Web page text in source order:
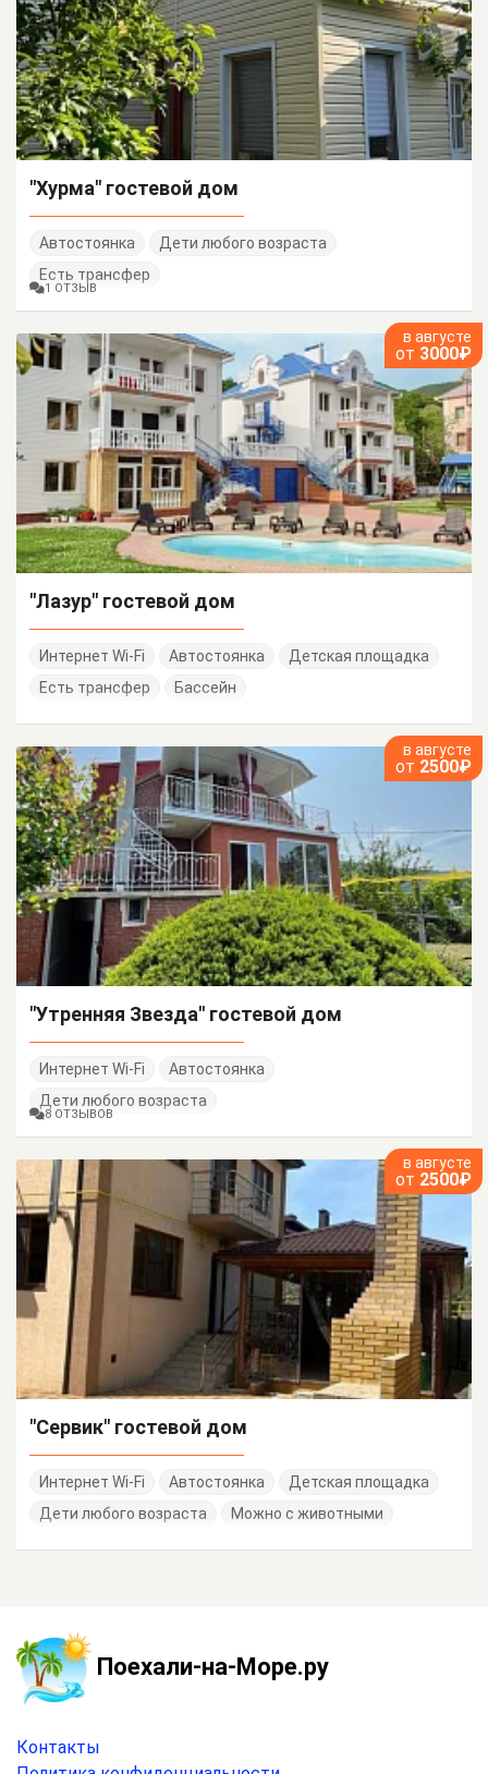
"Хурма" гостевой дом
Автостоянка
Дети любого возраста
Есть трансфер
1 ОТЗЫВ
в августе
от 3000₽
"Лазур" гостевой дом
Интернет Wi-Fi Автостоянка
Детская площадка
Есть трансфер
Бассейн
в августе
от 2500₽
"Утренняя Звезда" гостевой дом
Интернет Wi-Fi
Автостоянка
Дети любого возраста
8 ОТЗЫВОВ
в августе
от 2500₽
"Сервик" гостевой дом
Интернет Wi-Fi Автостоянка
Детская площадка
Дети любого возраста
Можно с животными
Поехали-на-Море.ру
Контакты